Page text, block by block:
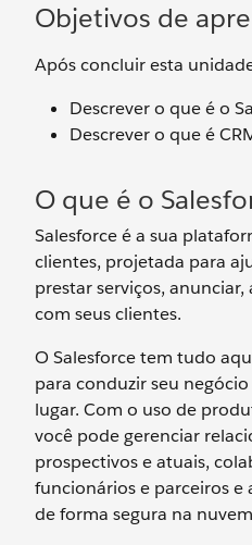
Objetivos de
Após concluir esta
Descrever o que é o
Descrever o que é
O que é o
Salesforce é a sua
clientes, projetada para
prestar serviços,
com seus clientes.
O Salesforce tem tudo
para conduzir seu
lugar. Com o uso de
você pode gerenciar
prospectivos e atuais,
funcionários e parceiros e
de forma segura na